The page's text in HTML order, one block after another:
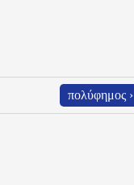
πολύφημος ›